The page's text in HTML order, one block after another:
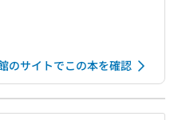
のサイトでこの本を確認